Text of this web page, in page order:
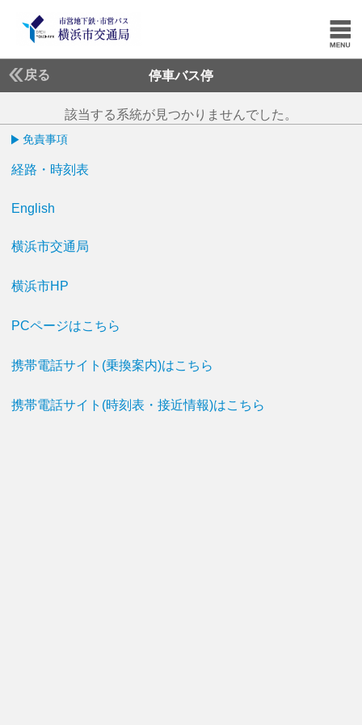
戻る 停車バス停
該当する系統が見つかりませんでした。
免責事項
経路・時刻表
English
横浜市交通局
横浜市HP
PCページはこちら
携帯電話サイト(乗換案内)はこちら
携帯電話サイト(時刻表・接近情報)はこちら